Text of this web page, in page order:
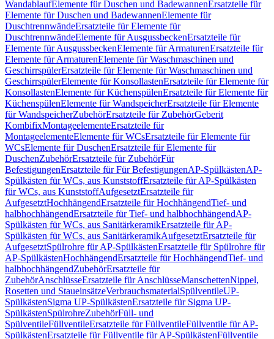
WandablaufElemente für Duschen und BadewannenErsatzteile für
Elemente für Duschen und BadewannenElemente für
DuschtrennwändeErsatzteile für Elemente für
DuschtrennwändeElemente für AusgussbeckenErsatzteile für
Elemente für AusgussbeckenElemente für ArmaturenErsatzteile für
Elemente für ArmaturenElemente für Waschmaschinen und
GeschirrspülerErsatzteile für Elemente für Waschmaschinen und
GeschirrspülerElemente für KonsollastenErsatzteile für Elemente für
KonsollastenElemente für KüchenspülenErsatzteile für Elemente für
KüchenspülenElemente für WandspeicherErsatzteile für Elemente
für WandspeicherZubehörErsatzteile für ZubehörGeberit
KombifixMontageelementeErsatzteile für
MontageelementeElemente für WCsErsatzteile für Elemente für
WCsElemente für DuschenErsatzteile für Elemente für
DuschenZubehörErsatzteile für ZubehörFür
BefestigungenErsatzteile für Für BefestigungenAP-SpülkästenAP-
Spülkästen für WCs, aus KunststoffErsatzteile für AP-Spülkästen
für WCs, aus KunststoffAufgesetztErsatzteile für
AufgesetztHochhängendErsatzteile für HochhängendTief- und
halbhochhängendErsatzteile für Tief- und halbhochhängendAP-
Spülkästen für WCs, aus SanitärkeramikErsatzteile für AP-
Spülkästen für WCs, aus SanitärkeramikAufgesetztErsatzteile für
AufgesetztSpülrohre für AP-SpülkästenErsatzteile für Spülrohre für
AP-SpülkästenHochhängendErsatzteile für HochhängendTief- und
halbhochhängendZubehörErsatzteile für
ZubehörAnschlüsseErsatzteile für AnschlüsseManschettenNippel,
Rosetten und StaueinsätzeVerbrauchsmaterialSpülventileUP-
SpülkästenSigma UP-SpülkästenErsatzteile für Sigma UP-
SpülkästenSpülrohreZubehörFüll- und
SpülventileFüllventileErsatzteile für FüllventileFüllventile für AP-
SpülkästenErsatzteile für Füllventile für AP-SpülkästenFüllventile